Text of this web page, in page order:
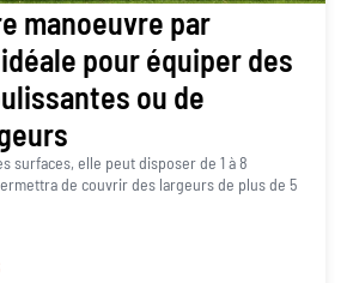
manoeuvre par
pour équiper des
ou de
surfaces, elle peut disposer de 1 à 8
de couvrir des largeurs de plus de 5